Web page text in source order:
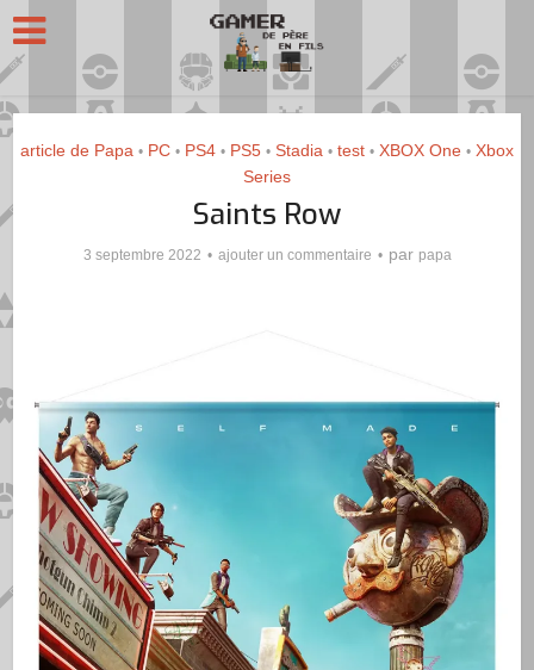
article de Papa • PC • PS4 • PS5 • Stadia • test • XBOX One • Xbox
Series
Saints Row
3 septembre 2022 ajouter un commentaire par papa